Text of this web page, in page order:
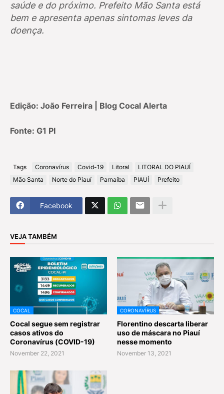
saúde e do próximo. Prefeito Mão Santa está
bem e apresenta apenas sintomas leves da
doença.
Edição: João Ferreira | Blog Cocal Alerta
Fonte: G1 PI
Tags Coronavírus Covid-19 Litoral
LITORAL DO PIAUÍ
Mão Santa
Norte do Piauí Parnaíba PIAUÍ Prefeito
Facebook
VEJA TAMBÉM
COCAL
Cocal segue sem registrar
casos ativos do
Coronavírus (COVID-19)
November 22, 2021
CORONAVÍRUS
Florentino descarta liberar
uso de máscara no Piauí
nesse momento
November 13, 2021